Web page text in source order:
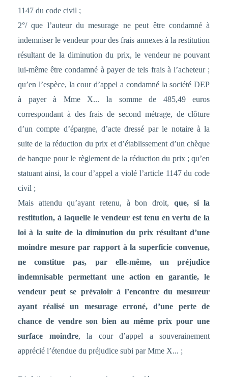
1147 du code civil ;
2°/ que l’auteur du mesurage ne peut être condamné à
indemniser le vendeur pour des frais annexes à la restitution
résultant de la diminution du prix, le vendeur ne pouvant
lui-même être condamné à payer de tels frais à l’acheteur ;
qu’en l’espèce, la cour d’appel a condamné la société DEP
à payer à Mme X... la somme de 485,49 euros
correspondant à des frais de second métrage, de clôture
d’un compte d’épargne, d’acte dressé par le notaire à la
suite de la réduction du prix et d’établissement d’un chèque
de banque pour le règlement de la réduction du prix ; qu’en
statuant ainsi, la cour d’appel a violé l’article 1147 du code
civil ;
Mais attendu qu’ayant retenu, à bon droit, que, si la
restitution, à laquelle le vendeur est tenu en vertu de la
loi à la suite de la diminution du prix résultant d’une
moindre mesure par rapport à la superficie convenue,
ne constitue pas, par elle-même, un préjudice
indemnisable permettant une action en garantie, le
vendeur peut se prévaloir à l’encontre du mesureur
ayant réalisé un mesurage erroné, d’une perte de
chance de vendre son bien au même prix pour une
surface moindre, la cour d’appel a souverainement
apprécié l’étendue du préjudice subi par Mme X... ;